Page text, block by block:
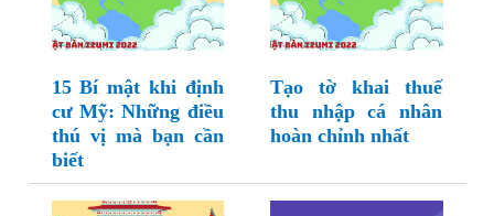
15 Bí mật khi định
cư Mỹ: Những điều
thú vị mà bạn cần
biết
Tạo tờ khai thuế
thu nhập cá nhân
hoàn chỉnh nhất